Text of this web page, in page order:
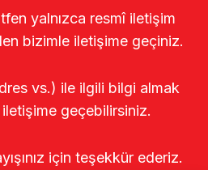
yalnızca resmî iletişim
bizimle iletişime geçiniz.
vs.) ile ilgili bilgi almak
geçebilirsiniz.
için teşekkür ederiz.